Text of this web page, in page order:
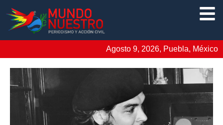
Agosto 9, 2026, Puebla, México